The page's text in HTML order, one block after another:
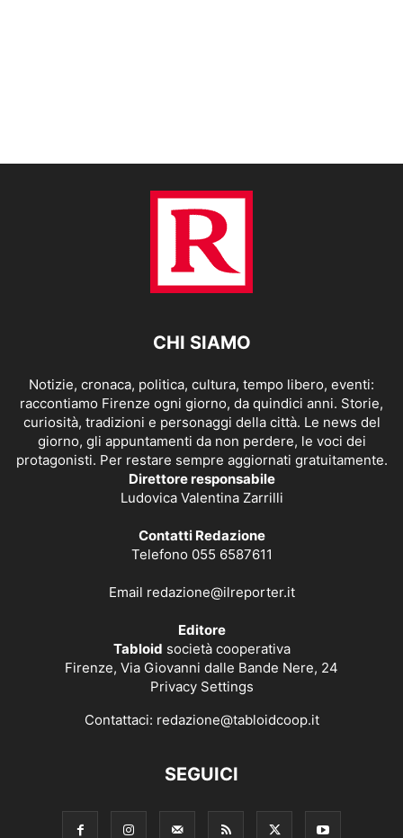
CHI SIAMO
Notizie, cronaca, politica, cultura, tempo libero, eventi:
raccontiamo Firenze ogni giorno, da quindici anni. Storie,
curiosità, tradizioni e personaggi della città. Le news del
giorno, gli appuntamenti da non perdere, le voci dei
protagonisti. Per restare sempre aggiornati gratuitamente.
Direttore responsabile
Ludovica Valentina Zarrilli
Contatti Redazione
Telefono 055 6587611
Email redazione@ilreporter.it
Editore
Tabloid società cooperativa
Firenze, Via Giovanni dalle Bande Nere, 24
Privacy Settings
Contattaci: redazione@tabloidcoop.it
SEGUICI